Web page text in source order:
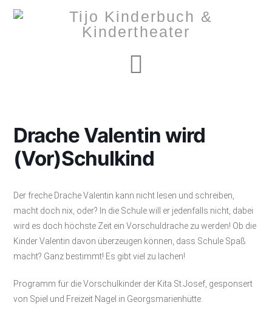
Drache Valentin wird
(Vor)Schulkind
Der freche Drache Valentin kann nicht lesen und schreiben,
macht doch nix, oder? In die Schule will er jedenfalls nicht, dabei
wird es doch höchste Zeit ein Vorschuldrache zu werden! Ob die
Kinder Valentin davon überzeugen können, dass Schule Spaß
macht? Ganz bestimmt! Es gibt viel zu lachen!
Programm für die Vorschulkinder der Kita St.Josef, gesponsert
von Spiel und Freizeit Nagel in Georgsmarienhütte.